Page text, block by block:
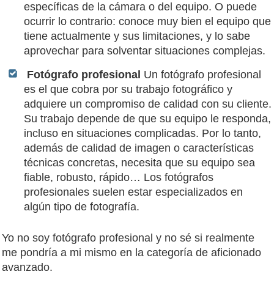
específicas de la cámara o del equipo. O puede
ocurrir lo contrario: conoce muy bien el equipo que
tiene actualmente y sus limitaciones, y lo sabe
aprovechar para solventar situaciones complejas.
Fotógrafo profesional Un fotógrafo profesional
es el que cobra por su trabajo fotográfico y
adquiere un compromiso de calidad con su cliente.
Su trabajo depende de que su equipo le responda,
incluso en situaciones complicadas. Por lo tanto,
además de calidad de imagen o características
técnicas concretas, necesita que su equipo sea
fiable, robusto, rápido… Los fotógrafos
profesionales suelen estar especializados en
algún tipo de fotografía.
Yo no soy fotógrafo profesional y no sé si realmente
me pondría a mi mismo en la categoría de aficionado
avanzado.